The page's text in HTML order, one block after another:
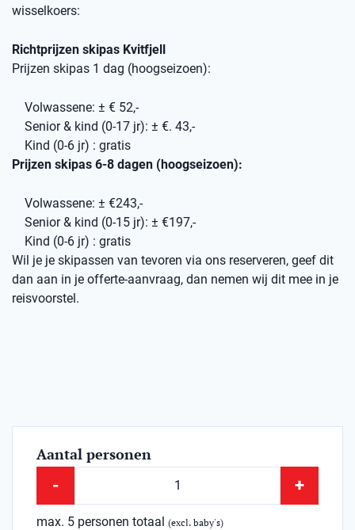
wisselkoers:
Richtprijzen skipas Kvitfjell
Prijzen skipas 1 dag (hoogseizoen):
Volwassene: ± € 52,-
Senior & kind (0-17 jr): ± €. 43,-
Kind (0-6 jr) : gratis
Prijzen skipas 6-8 dagen (hoogseizoen):
Volwassene: ± €243,-
Senior & kind (0-15 jr): ± €197,-
Kind (0-6 jr) : gratis
Wil je je skipassen van tevoren via ons reserveren, geef dit
dan aan in je offerte-aanvraag, dan nemen wij dit mee in je
reisvoorstel.
Aantal personen
- +
max. 5 personen totaal (excl. baby's)